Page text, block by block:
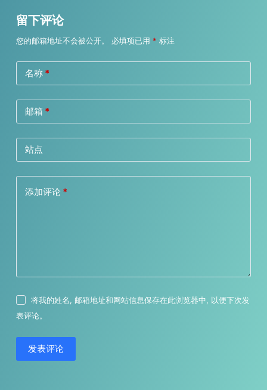
留下评论
您的邮箱地址不会被公开。 必填项已用 * 标注
名称*
邮箱 *
站点
添加评论 *
将我的姓名, 邮箱地址和网站信息保存在此浏览器中, 以便下次发
表评论。
发表评论